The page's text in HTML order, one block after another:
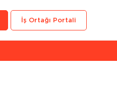
İş Ortağı Portali